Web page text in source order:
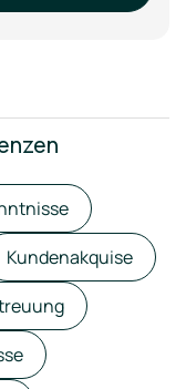
Kundenakquise